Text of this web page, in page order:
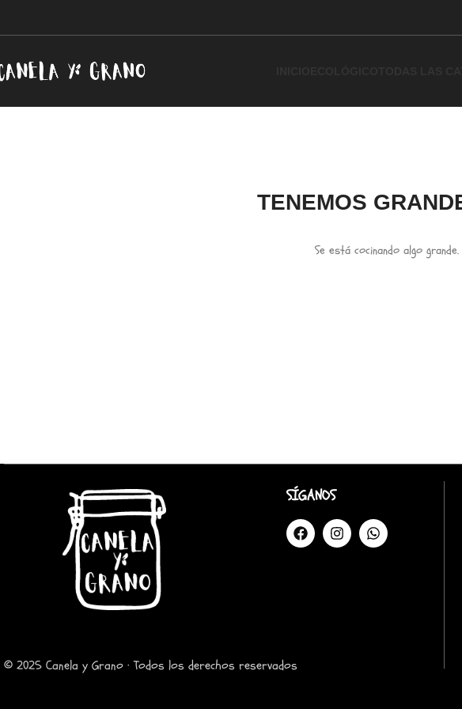
TENEMOS
Se está cocinando algo
SÍGANOS
© 2025 Canela y Grano · Todos los derechos reservados